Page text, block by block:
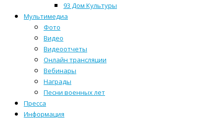
93 Дом Культуры
Мультимедиа
Фото
Видео
Видеоотчеты
Онлайн трансляции
Вебинары
Награды
Песни военных лет
Пресса
Информация